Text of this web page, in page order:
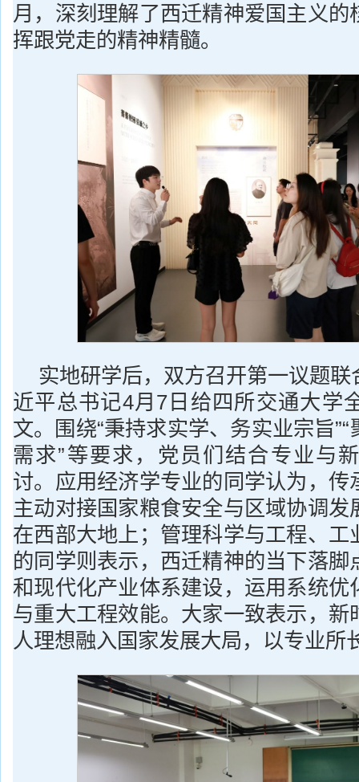
月，深刻理解了西迁精神爱国主义的
挥跟党走的精神精髓。
实地研学后，双方召开第一议题
近平总书记4月7日给四所交通大学
文。围绕“秉持求实学、务实业宗旨
需求”等要求，党员们结合专业与
讨。应用经济学专业的同学认为，传
主动对接国家粮食安全与区域协调发
在西部大地上；管理科学与工程、工
的同学则表示，西迁精神的当下落脚
和现代化产业体系建设，运用系统优
与重大工程效能。大家一致表示，新
人理想融入国家发展大局，以专业所